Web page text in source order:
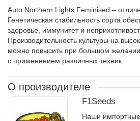
Auto Northern Lights Feminised –
Генетическая стабильность сорта
здоровье, иммунитет и
Производительность культуры на
можно повысить при большом
с применением различных техник.
О производителе
F1Seeds
Наши